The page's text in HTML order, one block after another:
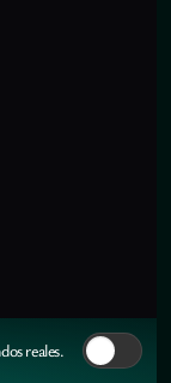
reales.